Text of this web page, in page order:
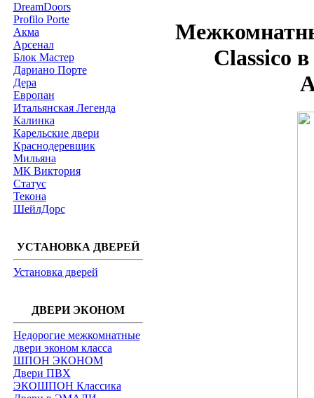
DreamDoors
Profilo Porte
Акма
Арсенал
Блок Мастер
Дариано Порте
Дера
Европан
Итальянская Легенда
Калинка
Карельские двери
Краснодеревщик
Мильяна
МК Виктория
Статус
Текона
ШейлДорс
УСТАНОВКА ДВЕРЕЙ
Установка дверей
ДВЕРИ ЭКОНОМ
Недорогие межкомнатные
двери эконом класса
ШПОН ЭКОНОМ
Двери ПВХ
ЭКОШПОН Классика
Classico